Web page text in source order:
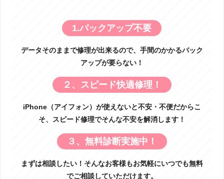
1.バックアップ不要
データそのままで修理が出来るので、手間のかかるバック
アップが要らない！
２、スピード快適修理！
iPhone（アイフォン）が使えないと不安・不便だからこ
そ、スピード修理でそんな不安を解消します！
３、無料診断実施中！
まずは相談したい！そんなお客様もお気軽にいつでも無料
でご相談していただけます。